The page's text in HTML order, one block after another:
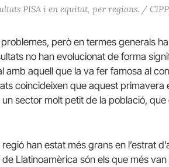
PISA i en equitat, per regions. /
però en termes generals
no han evolucionat de forma
aquell que la va fer famosa al
coincideixen que aquest primavera
sector molt petit de la població, que
han estat més grans en l’estrat
Llatinoamèrica són els que més